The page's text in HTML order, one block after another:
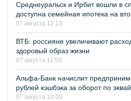
Среднеуральск и Ирбит вошли в
доступна семейная ипотека на
07 августа 12:13
ВТБ: россияне увеличивают
здоровый образ жизни
07 августа 11:50
Альфа-Банк начислит
рублей кэшбэка за оборот по
07 августа 10:00